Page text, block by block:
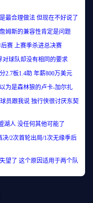
合理做法 但现在不好说了
姆斯的兼容性肯定是问题
赛 上赛季杀进总决赛
球队却没有相同的要求
板1.4助 年薪800万美元
是森林狼的卢卡-加尔扎
跟我说 独行侠很讨厌东契
人 没任何其他可能了
/2次首轮出局/1次无缘季后
了 这个原因适用于两个队